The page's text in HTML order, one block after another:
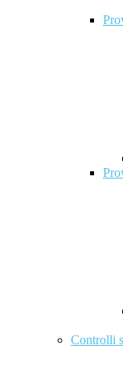
Controlli